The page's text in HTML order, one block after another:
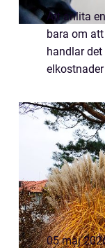
Att anlita
bara om
handlar
teknik,
05 maj